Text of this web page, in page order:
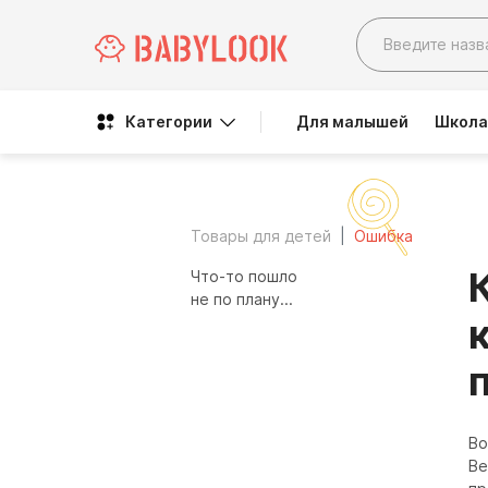
Категории Для малышей
Товары для детей Ошибка
Что-то пошло
не по плану...